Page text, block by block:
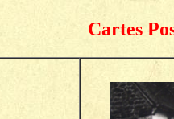
Cartes